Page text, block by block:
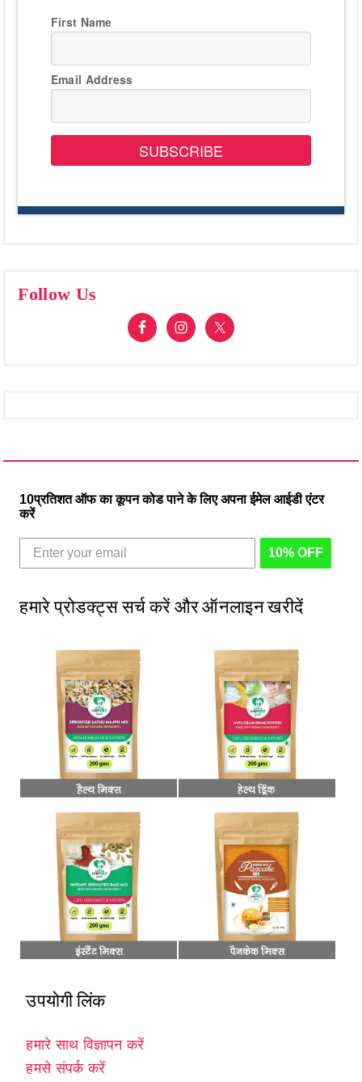
First Name
Email Address
SUBSCRIBE
Follow Us
10प्रतिशत ऑफ का कूपन कोड पाने के लिए अपना ईमेल आईडी एंटर
करें
10% OFF
हमारे प्रोडक्ट्स सर्च करें और ऑनलाइन खरीदें
उपयोगी लिंक
हमारे साथ विज्ञापन करें
हमसे संपर्क करें